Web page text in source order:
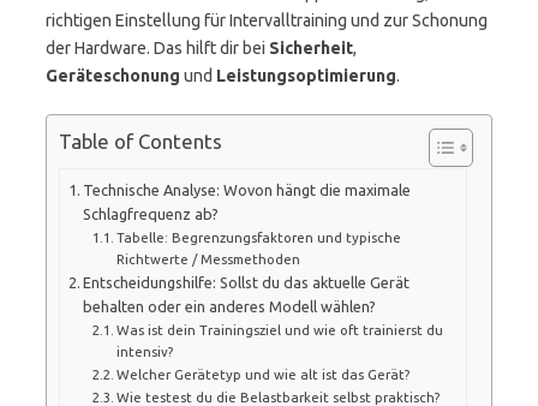
richtigen Einstellung für Intervalltraining und zur Schonung
der Hardware. Das hilft dir bei Sicherheit,
Geräteschonung und Leistungsoptimierung.
Table of Contents
Technische Analyse: Wovon hängt die maximale
Schlagfrequenz ab?
Tabelle: Begrenzungsfaktoren und typische
Richtwerte / Messmethoden
Entscheidungshilfe: Sollst du das aktuelle Gerät
behalten oder ein anderes Modell wählen?
Was ist dein Trainingsziel und wie oft trainierst du
intensiv?
Welcher Gerätetyp und wie alt ist das Gerät?
Wie testest du die Belastbarkeit selbst praktisch?